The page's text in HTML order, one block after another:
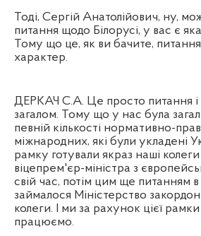
Тоді, Сергій Анатолійович, ну,
питання щодо Білорусі, у вас є
Тому що це, як ви бачите,
характер.
ДЕРКАЧ С.А. Це просто питання і
загалом. Тому що у нас була
певній кількості нормативно-
міжнародних, які були укладені
рамку готували якраз наші
віцепрем'єр-міністра з
свій час, потім цим ще питанням в
займалося Міністерство
колеги. І ми за рахунок цієї
працюємо.